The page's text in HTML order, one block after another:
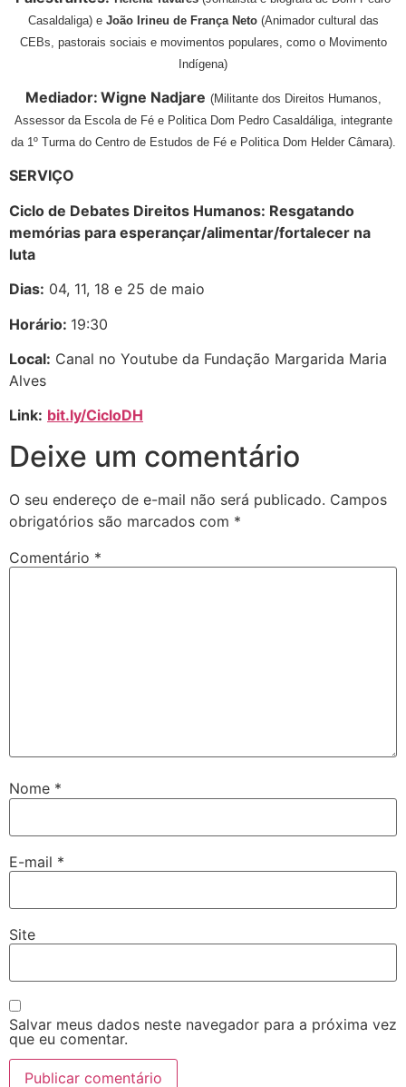
Casaldaliga) e João Irineu de França Neto(Animador cultural das
CEBs, pastorais sociais e movimentos populares, como o Movimento
Indígena)
Mediador: Wigne Nadjare (Militante dos Direitos Humanos,
Assessor da Escola de Fé e Politica Dom Pedro Casaldáliga, integrante
da 1º Turma do Centro de Estudos de Fé e Politica Dom Helder Câmara).
SERVIÇO
Ciclo de Debates Direitos Humanos: Resgatando
memórias para esperançar/alimentar/fortalecer na
luta
Dias: 04, 11, 18 e 25 de maio
Horário: 19:30
Local: Canal no Youtube da Fundação Margarida Maria
Alves
Link: bit.ly/CicloDH
Deixe um comentário
O seu endereço de e-mail não será publicado. Campos
obrigatórios são marcados com *
Comentário *
Nome *
E-mail *
Site
Salvar meus dados neste navegador para a próxima vez
que eu comentar.